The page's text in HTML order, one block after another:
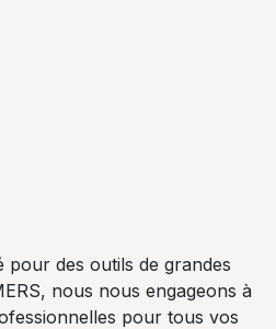
pour des outils de grandes
nous nous engageons à
pour tous vos